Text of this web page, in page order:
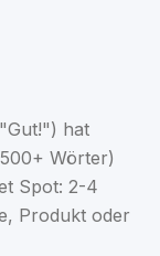
hat
Wörter)
Spot: 2-4
Produkt oder